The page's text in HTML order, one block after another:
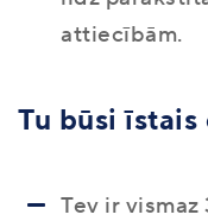
attiecībām.
Tu būsi īstais
Tev ir